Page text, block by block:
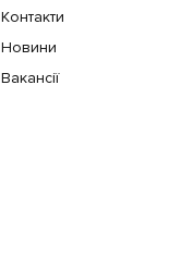
Контакти
Новини
Вакансії